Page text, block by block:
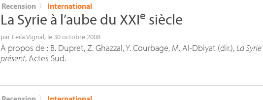
Recension 〉 International
La Syrie à l’aube du XXIe siècle
par Leïla Vignal, le 30 octobre 2008
À propos de : B. Dupret, Z. Ghazzal, Y. Courbage, M. Al-Dbiyat (dir.),La
présent, Actes Sud.